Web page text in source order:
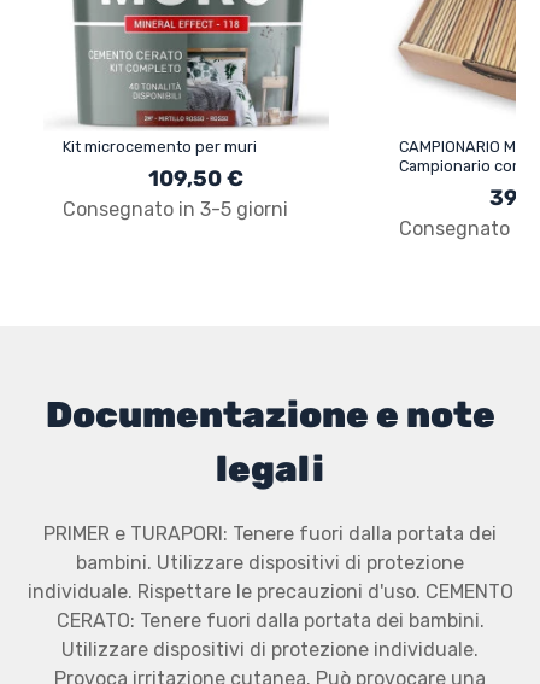
Kit microcemento per muri
109,50 €
Consegnato in 3-5 giorni
CAMPIONARIO
Campionario
microcemento 40
applicazione su
Consegnato in
Documentazione e note
legali
PRIMER e TURAPORI: Tenere fuori dalla portata dei
bambini. Utilizzare dispositivi di protezione
individuale. Rispettare le precauzioni d'uso. CEMENTO
CERATO: Tenere fuori dalla portata dei bambini.
Utilizzare dispositivi di protezione individuale.
Provoca irritazione cutanea. Può provocare una